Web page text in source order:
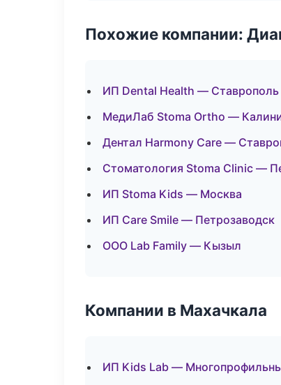
Похожие компании:
ИП Dental Health — Ставрополь
МедиЛаб Stoma Ortho —
Дентал Harmony Care —
Стоматология Stoma Clinic —
ИП Stoma Kids — Москва
ИП Care Smile — Петрозаводск
ООО Lab Family — Кызыл
Компании в Махачкала
ИП Kids Lab —